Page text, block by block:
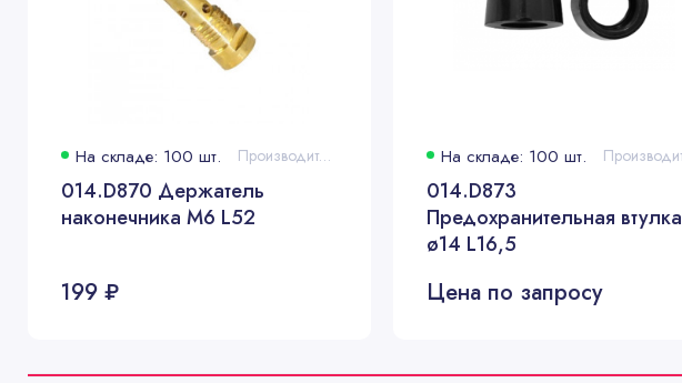
⌀0,8
⌀1,0
⌀1,2
⌀1,6
⌀1,2
На складе: 100 шт. Производитель:
014.D870 Держатель
наконечника M6 L52
199 ₽
На складе: 100 шт.
014.D873
Предохранительная втулка
ø14 L16,5
Цена по запросу